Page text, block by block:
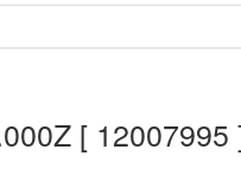
[ 12007995